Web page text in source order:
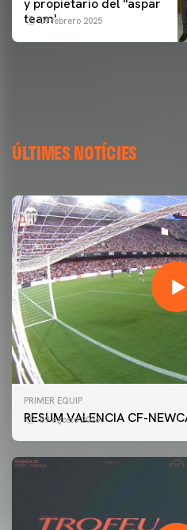
y propietario del ''aspar
team'
09 febrero 2025
ÚLTIMES NOTÍCIES
PRIMER EQUIP
RESUM VALENCIA CF-
09 agosto 2026